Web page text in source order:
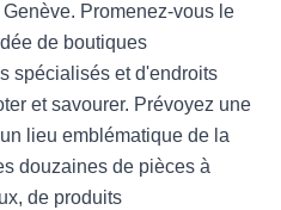
Promenez-vous le
de boutiques
spécialisés et d'endroits
et savourer. Prévoyez une
lieu emblématique de la
douzaines de pièces à
de produits